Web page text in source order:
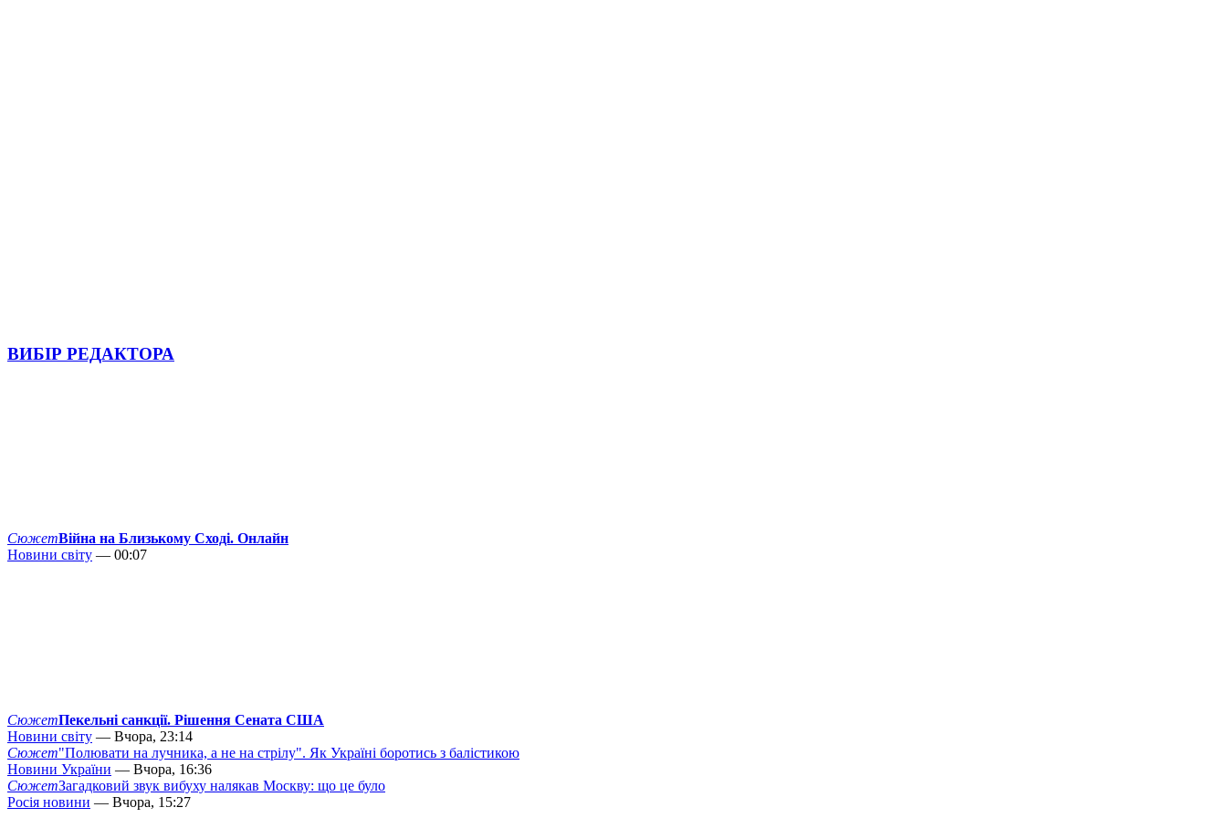
ВИБІР РЕДАКТОРА
СюжетВійна на Близькому Сході. Онлайн
Новини світу — 00:07
СюжетПекельні санкції. Рішення Сената США
Новини світу — Вчора, 23:14
Сюжет"Полювати на лучника, а не на стрілу". Як Україні боротись з балістикою
Новини України — Вчора, 16:36
СюжетЗагадковий звук вибуху налякав Москву: що це було
Росія новини — Вчора, 15:27